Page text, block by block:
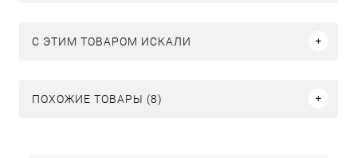
C ЭТИМ ТОВАРОМ ИСКАЛИ
ПОХОЖИЕ ТОВАРЫ (8)